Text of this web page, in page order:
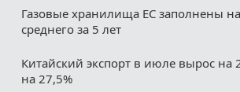
Газовые хранилища ЕС заполнены
среднего за 5 лет
Китайский экспорт в июле вырос на
на 27,5%